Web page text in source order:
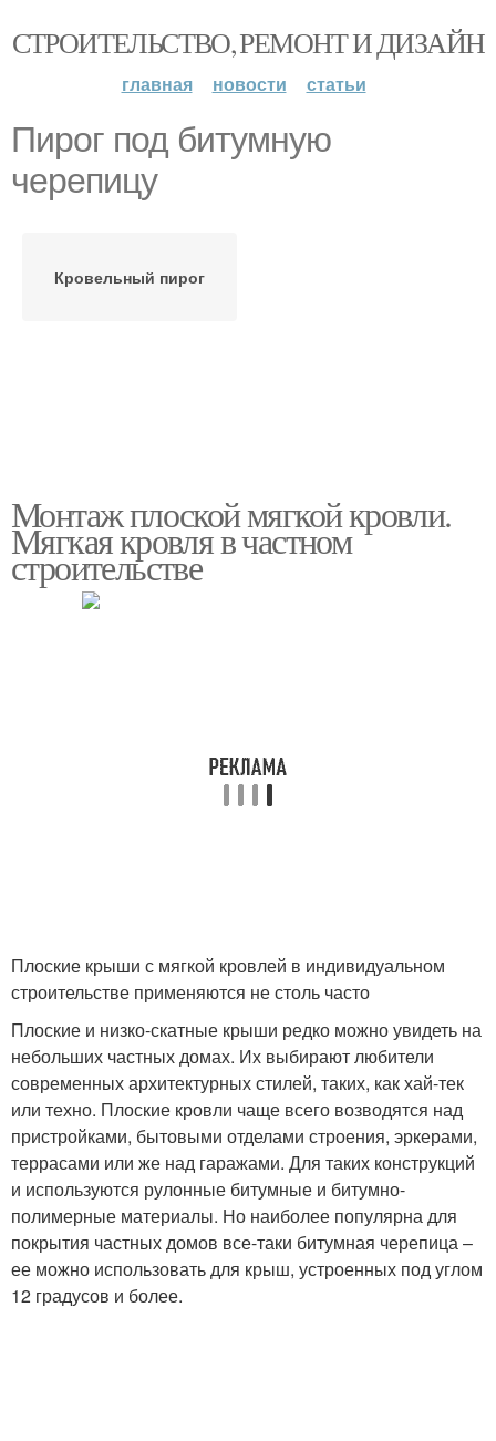
СТРОИТЕЛЬСТВО, РЕМОНТ И ДИЗАЙН
главная новости статьи
Пирог под битумную
черепицу
Кровельный пирог
Монтаж плоской мягкой кровли.
Мягкая кровля в частном
строительстве
Плоские крыши с мягкой кровлей в индивидуальном
строительстве применяются не столь часто
Плоские и низко-скатные крыши редко можно увидеть на
небольших частных домах. Их выбирают любители
современных архитектурных стилей, таких, как хай-тек
или техно. Плоские кровли чаще всего возводятся над
пристройками, бытовыми отделами строения, эркерами,
террасами или же над гаражами. Для таких конструкций
и используются рулонные битумные и битумно-
полимерные материалы. Но наиболее популярна для
покрытия частных домов все-таки битумная черепица –
ее можно использовать для крыш, устроенных под углом
12 градусов и более.